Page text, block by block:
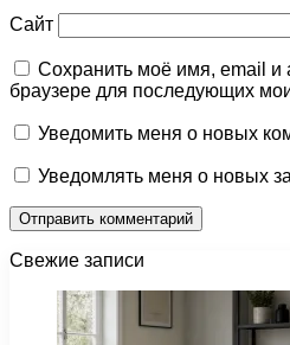
Сайт
Сохранить моё имя, email и
браузере для последующих
Уведомить меня о новых
Уведомлять меня о новых
Свежие записи